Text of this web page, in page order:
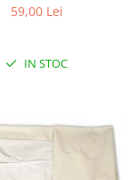
59,00 Lei
IN STOC